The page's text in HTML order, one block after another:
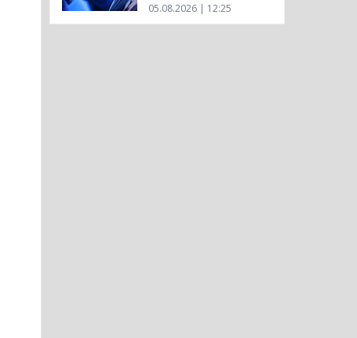
05.08.2026 | 12:25